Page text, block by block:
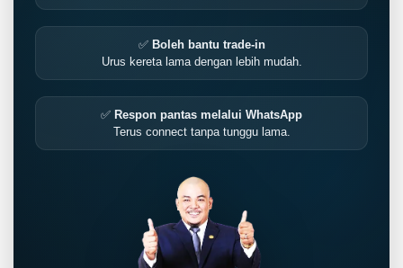
✅ Boleh bantu trade-in
Urus kereta lama dengan lebih mudah.
✅ Respon pantas melalui WhatsApp
Terus connect tanpa tunggu lama.